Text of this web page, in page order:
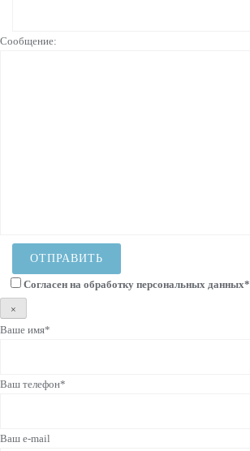
Сообщение:
Согласен на обработку персональных данных*
×
Ваше имя*
Ваш телефон*
Ваш e-mail